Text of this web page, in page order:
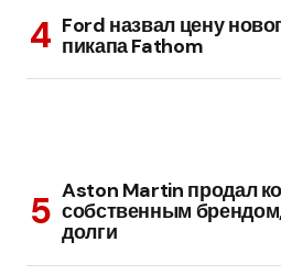
Ford назвал цену
пикапа Fathom
Aston Martin продал
собственным
долги